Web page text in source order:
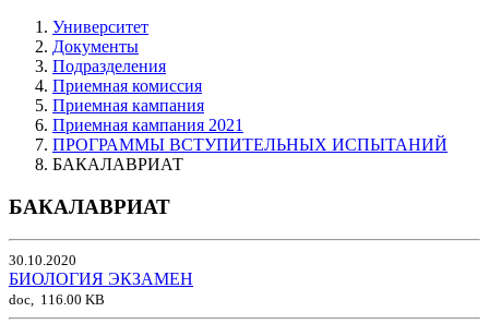
Университет
Документы
Подразделения
Приемная комиссия
Приемная кампания
Приемная кампания 2021
ПРОГРАММЫ ВСТУПИТЕЛЬНЫХ ИСПЫТАНИЙ
БАКАЛАВРИАТ
БАКАЛАВРИАТ
30.10.2020
БИОЛОГИЯ ЭКЗАМЕН
doc, 116.00 KB